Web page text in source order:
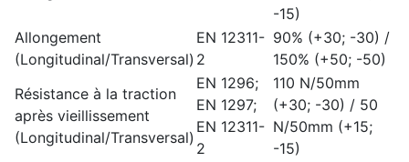
-15)
Allongement
(Longitudinal/Transversal)
EN 12311-
2
90% (+30; -30) /
150% (+50; -50)
Résistance à la traction
après vieillissement
(Longitudinal/Transversal)
EN 1296;
EN 1297;
EN 12311-
2
110 N/50mm
(+30; -30) / 50
N/50mm (+15;
-15)